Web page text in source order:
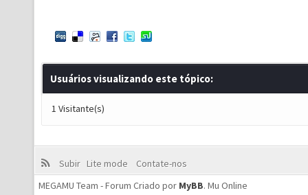
Usuários visualizando este tópico:
1 Visitante(s)
Subir Lite mode
Contate-nos
MEGAMU Team - Forum Criado por MyBB. Mu Online